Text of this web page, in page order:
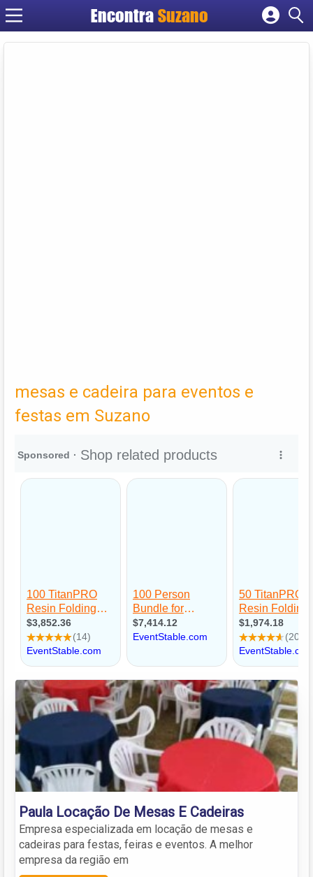
EncontraSuzano
Cadastrar empresa
mesas e cadeira para eventos e
festas em Suzano
Paula Locação De Mesas E Cadeiras
Empresa especializada em locação de mesas e
cadeiras para festas, feiras e eventos. A melhor
empresa da região em